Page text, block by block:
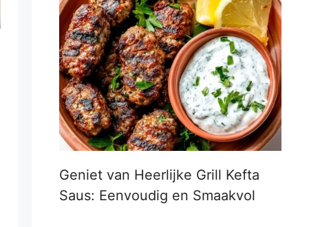
Geniet van Heerlijke Grill Kefta
Saus: Eenvoudig en Smaakvol